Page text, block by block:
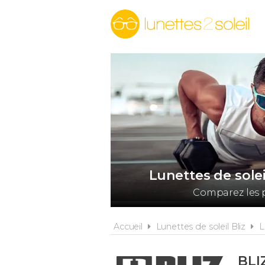
Lunettes de
Comparez les
Accueil Lunettes de soleil Bliz